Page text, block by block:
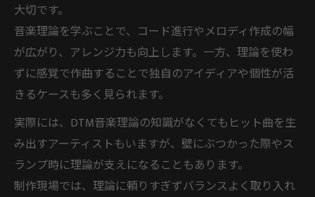
るコツ
独学DTMでつまずきやすい理論の壁と乗り
越え方
音楽理論本や入門書を活用した学習法の選
び方
難しい音楽理論をDTM制作に活かす実践的
対策
独学で学ぶDTM音楽理論のコツを紹介
大切です。
音楽理論を学ぶことで、コード進行やメロディ作成の幅
が広がり、アレンジ力も向上します。一方、理論を使わ
ずに感覚で作曲することで独自のアイディアや個性が活
きるケースも多く見られます。
実際には、DTM音楽理論の知識がなくてもヒット曲を生
み出すアーティストもいますが、壁にぶつかった際やス
ランプ時に理論が支えになることもあります。
制作現場では、理論に頼りすぎずバランスよく取り入れ